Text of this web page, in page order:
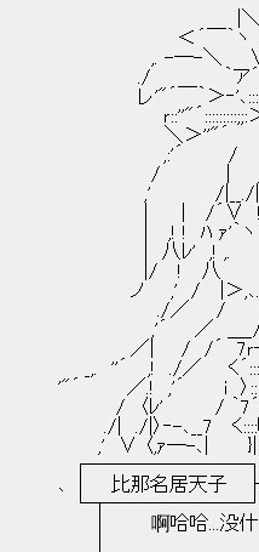
|＼
＜´￣｀ヽ　|
,. -─-＼　　∨,,..　
./　　　　　 ｀ア
レ'"´￣｀＞‐'､
ｒ::''"´:::::::::;;:＞───-（
＼＞''"´　　　　　　　
,:'´ 　 　 /　　　　　　
/　　 　　 |　　,　　 ､
,' 　 　 　 /|__./|　 ./|　_/
|　　 |　 /´∨　!／　ｧ'´
| 　,! !　ﾊ ｧ'｀ヽ 　　
|　八ﾚ'　,! ,.　　　'　　
|/ 　!　 八　　 　ﾏ´￣ﾌ
ノ　　,'　/ 　|＞,､. 　
./／　　/　 　|`ァｒ=
,'´　　／　＿_/rイ!
／|　　/　/´　7ｒ‐-､.レ'
_,.　''´　 ,!　./／　　く
'"´　　　 ／.!　,'´　 　 i　
/　〈ﾚ'　　 　 / ｀7´!´
./|　./|〉‐-､__7 　く::::
,'　∨ 〈,ｧ─-､|　 　
┌────────┐::|{　　
､ │　  比那名
└┬───────┘
│　　　 啊哈哈...没什